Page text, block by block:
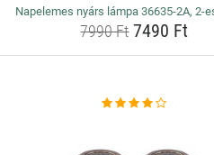
Napelemes nyárs lámpa 36635-2A, 2-
7990 Ft7490 Ft